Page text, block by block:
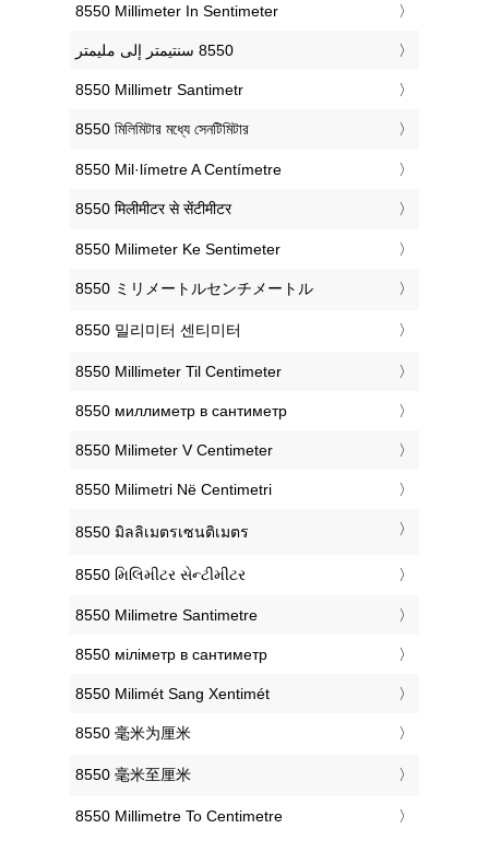
‎8550 Millimeter In Sentimeter
‎8550 Millimetr Santimetr
‎8550 মিলিমিটার মধ্যে সেনটিমিটার
‎8550 Mil·límetre A Centímetre
‎8550 मिलीमीटर से सेंटीमीटर
‎8550 Milimeter Ke Sentimeter
‎8550 ミリメートルセンチメートル
‎8550 밀리미터 센티미터
‎8550 Millimeter Til Centimeter
‎8550 миллиметр в сантиметр
‎8550 Milimeter V Centimeter
‎8550 Milimetri Në Centimetri
‎8550 มิลลิเมตรเซนติเมตร
‎8550 મિલિમીટર સેન્ટીમીટર
‎8550 Milimetre Santimetre
‎8550 міліметр в сантиметр
‎8550 Milimét Sang Xentimét
‎8550 毫米为厘米
‎8550 毫米至厘米
‎8550 Millimetre To Centimetre